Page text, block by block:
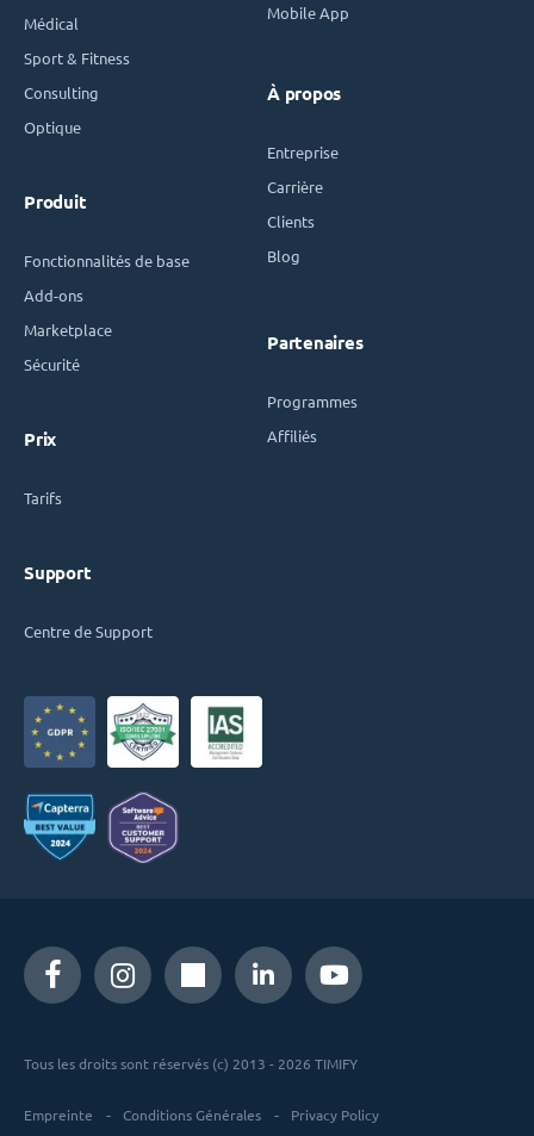
Médical
Sport & Fitness
Consulting
Optique
Produit
Fonctionnalités de base
Add-ons
Marketplace
Sécurité
Prix
Tarifs
Support
Centre de Support
Mobile App
À propos
Entreprise
Carrière
Clients
Blog
Partenaires
Programmes
Affiliés
Tous les droits sont réservés (c) 2013 - 2026 TIMIFY
Empreinte Conditions Générales Privacy Policy